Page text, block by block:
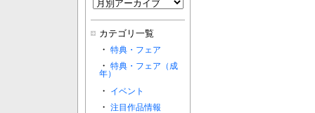
カテゴリ一覧
・ 特典・フェア
・ 特典・フェア（成
年）
・
イベント
・ 注目作品情報